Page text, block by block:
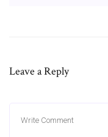
Leave a Reply